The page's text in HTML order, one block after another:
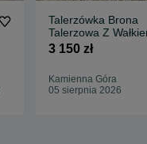
Talerzówka Brona
Talerzowa Z
Strunowym Strumyk
3 150 zł
Kamienna Góra
05 sierpnia 2026